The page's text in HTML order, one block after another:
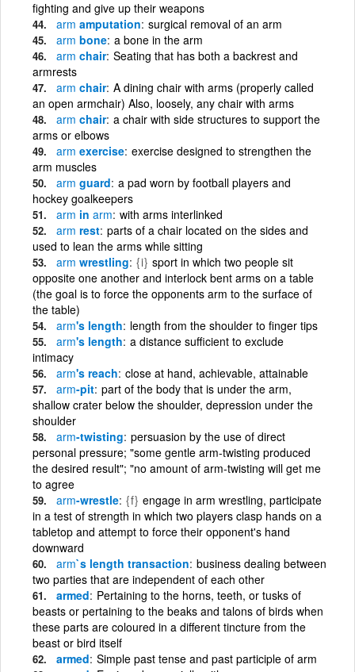
fighting and give up their weapons
arm amputation surgical removal of an arm
arm bone a bone in the arm
arm chair Seating that has both a backrest and
armrests
arm chair A dining chair with arms (properly called
an open armchair) Also, loosely, any chair with arms
arm chair a chair with side structures to support the
arms or elbows
arm exercise exercise designed to strengthen the
arm muscles
arm guard a pad worn by football players and
hockey goalkeepers
arm in arm with arms interlinked
arm rest parts of a chair located on the sides and
used to lean the arms while sitting
arm wrestling {i} sport in which two people sit
opposite one another and interlock bent arms on a table
(the goal is to force the opponents arm to the surface of
the table)
arm's length length from the shoulder to finger tips
arm's length a distance sufficient to exclude
intimacy
arm's reach close at hand, achievable, attainable
arm-pit part of the body that is under the arm,
shallow crater below the shoulder, depression under the
shoulder
arm-twisting persuasion by the use of direct
personal pressure; "some gentle arm-twisting produced
the desired result"; "no amount of arm-twisting will get me
to agree
arm-wrestle {f} engage in arm wrestling, participate
in a test of strength in which two players clasp hands on a
tabletop and attempt to force their opponent's hand
downward
arm`s length transaction business dealing between
two parties that are independent of each other
armed Pertaining to the horns, teeth, or tusks of
beasts or pertaining to the beaks and talons of birds when
these parts are coloured in a different tincture from the
beast or bird itself
armed Simple past tense and past participle of arm